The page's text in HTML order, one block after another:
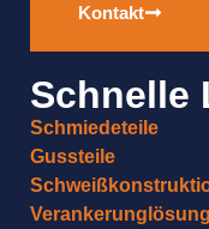
Kontakt
Schnelle
Schmiedeteile
Gussteile